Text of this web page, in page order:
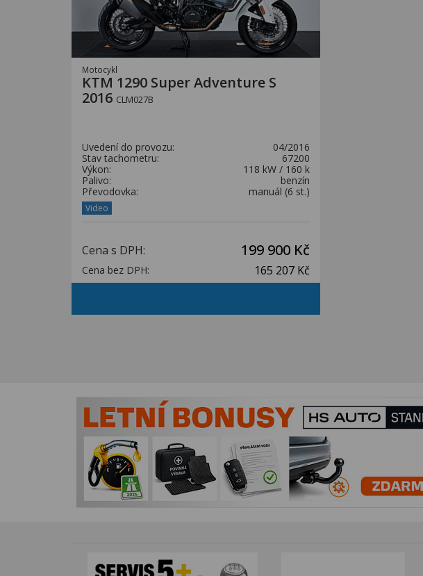
Motocykl
KTM 1290 Super Adventure S
2016 CLM027B
Uvedení do provozu:
04/2016
Stav tachometru:
67200
Výkon:
118 kW / 160 k
Palivo:
benzín
Převodovka:
manuál (6 st.)
Video
Cena s DPH: 199 900 Kč
Cena bez DPH: 165 207 Kč